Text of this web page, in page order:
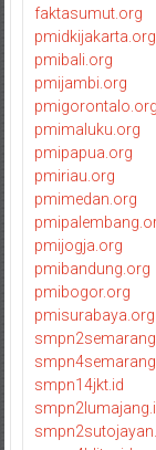
faktasumut.org
pmidkijakarta.org
pmibali.org
pmijambi.org
pmigorontalo.org
pmimaluku.org
pmipapua.org
pmiriau.org
pmimedan.org
pmijogja.org
pmibandung.org
pmibogor.org
pmisurabaya.org
smpn14jkt.id